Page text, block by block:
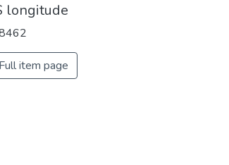
longitude
Full item page